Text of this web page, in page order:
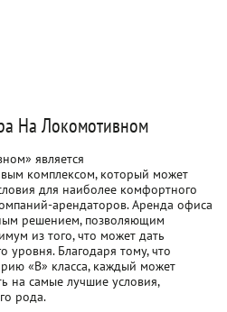
На Локомотивном
является
комплексом, который может
для наиболее комфортного
арендаторов. Аренда офиса
решением, позволяющим
из того, что может дать
уровня. Благодаря тому, что
«В» класса, каждый может
на самые лучшие условия,
рода.